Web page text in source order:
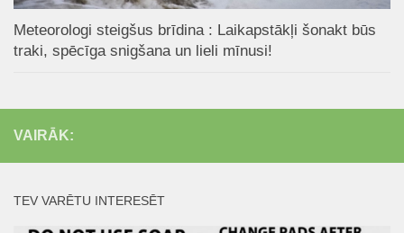
Meteorologi steigšus brīdina : Laikapstākļi šonakt būs
traki, spēcīga snigšana un lieli mīnusi!
VAIRĀK:
TEV VARĒTU INTERESĒT